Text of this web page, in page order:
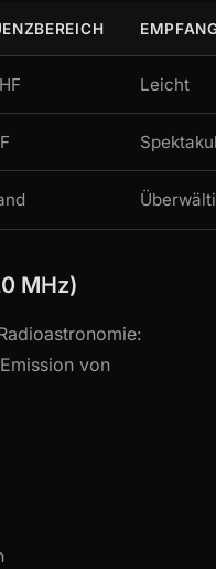
Leicht
MHz)
von